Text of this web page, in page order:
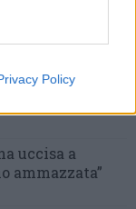
Policy
uccisa a
ammazzata”